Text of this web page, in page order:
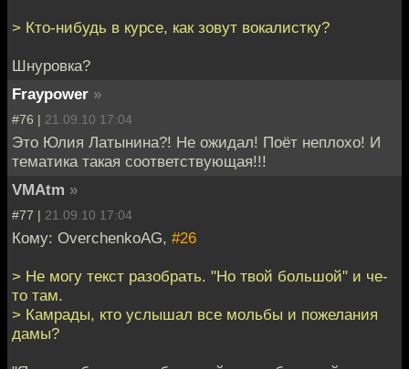
> Кто-нибудь в курсе, как зовут вокалистку?
Шнуровка?
Fraypower »
#76 | 21.09.10 17:04
Это Юлия Латынина?! Не ожидал! Поёт неплохо! И
тематика такая соответствующая!!!
VMAtm »
#77 | 21.09.10 17:04
Кому: OverchenkoAG, #26
> Не могу текст разобрать. "Но твой большой" и че-
то там.
> Камрады, кто услышал все мольбы и пожелания
дамы?